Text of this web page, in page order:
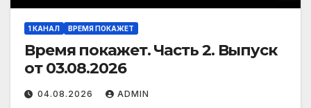
1 КАНАЛ ВРЕМЯ ПОКАЖЕТ
Время покажет. Часть 2. Выпуск
от 03.08.2026
04.08.2026 ADMIN